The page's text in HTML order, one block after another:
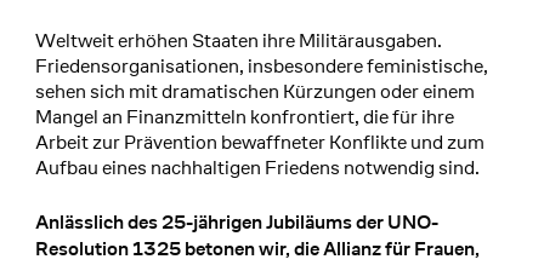
Weltweit erhöhen Staaten ihre Militärausgaben.
Friedensorganisationen, insbesondere feministische,
sehen sich mit dramatischen Kürzungen oder einem
Mangel an Finanzmitteln konfrontiert, die für ihre
Arbeit zur Prävention bewaffneter Konflikte und zum
Aufbau eines nachhaltigen Friedens notwendig sind.
Anlässlich des 25-jährigen Jubiläums der UNO-
Resolution 1325 betonen wir, die Allianz für Frauen,